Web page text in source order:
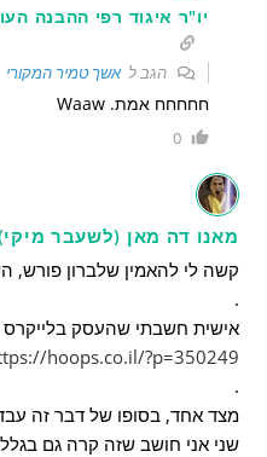
יו"ר איגוד רפי ההבנה
הגב לאשך טמיר המקורי
חחחחח אמת. Waaw
0
מאנו דה מאן (לשעבר
קשה לי להאמין שלברון פורש,
.
אישית חשבתי שהעסק בלייקרס
hoops.co.il/?p=350249
.
מצד אחד, בסופו של דבר זה
שני אני חושב שזה קרה גם